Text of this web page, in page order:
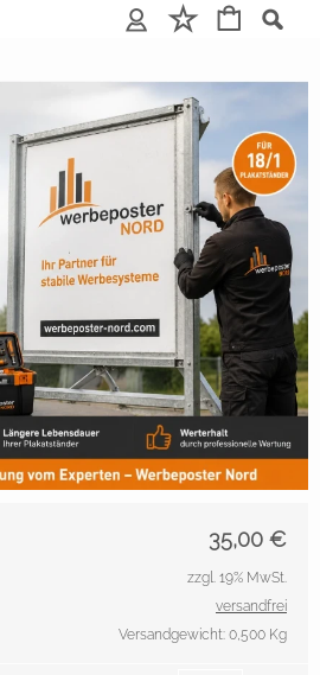
AnmeldenMerkliste
35,00 €
zzgl. 19% MwSt.
versandfrei
Versandgewicht: 0,500 Kg